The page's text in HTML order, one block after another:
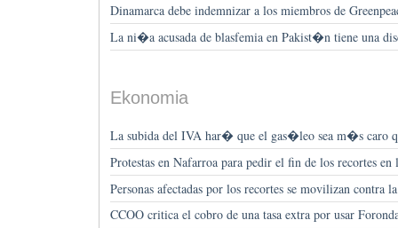
Dinamarca debe indemnizar a los miembros de
La ni�a acusada de blasfemia en Pakist�n tiene una
Ekonomia
La subida del IVA har� que el gas�leo sea m�s caro
Protestas en Nafarroa para pedir el fin de los recortes
Personas afectadas por los recortes se movilizan contra
CCOO critica el cobro de una tasa extra por usar